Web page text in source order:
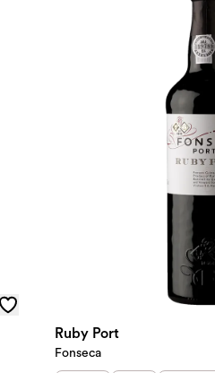
Ruby Port
Fonseca